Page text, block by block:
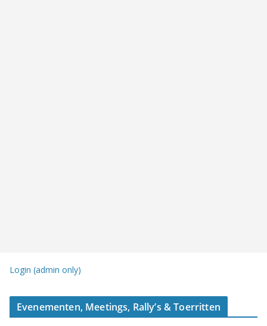
Login (admin only)
Evenementen, Meetings, Rally’s & Toerritten